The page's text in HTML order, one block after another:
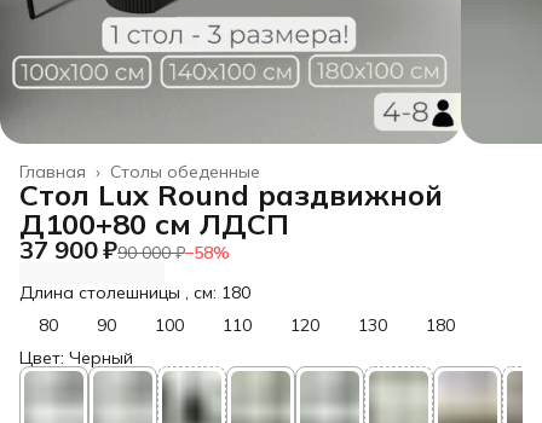
Столы обеденные
Главная ›
Стол Lux Round раздвижной
Д100+80 см ЛДСП
37 900 ₽90 000 ₽−58%
Длина столешницы , см: 180
80
90 100 110 120 130
180
Цвет: Черный